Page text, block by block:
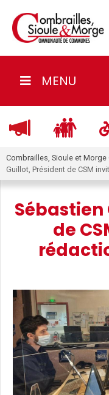
MENU
Combrailles, Sioule et Morge
Guillot, Président de CSM
de